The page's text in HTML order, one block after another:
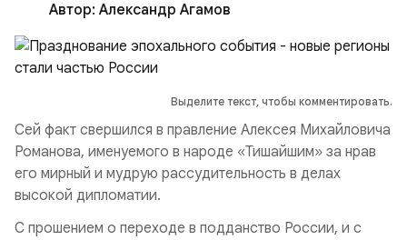
Автор: Александр Агамов
Выделите текст, чтобы комментировать.
Сей факт свершился в правление Алексея Михайловича
Романова, именуемого в народе «Тишайшим» за нрав
его мирный и мудрую рассудительность в делах
высокой дипломатии.
С прошением о переходе в подданство России, и с